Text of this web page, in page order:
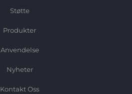
Støtte
Produkter
Anvendelse
Nyheter
Kontakt Oss